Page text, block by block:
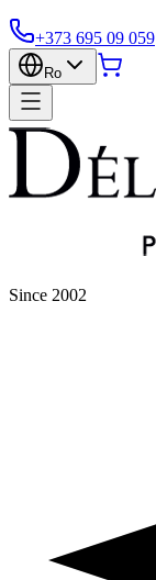
+373 695 09 059
Ro
Since 2002